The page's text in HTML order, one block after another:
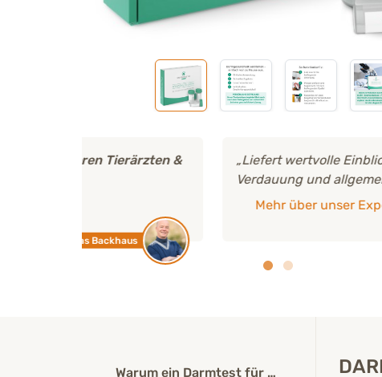
„Liefert wertvolle Einblicke in den
Verdauung und allgemeinem Wohlbefinden.“
Mehr über unser Expertenteam
Tierärztin Jessica
Warum ein Darmtest für die Katze?